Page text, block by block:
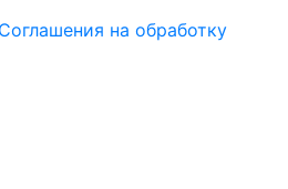
Соглашения на обработку